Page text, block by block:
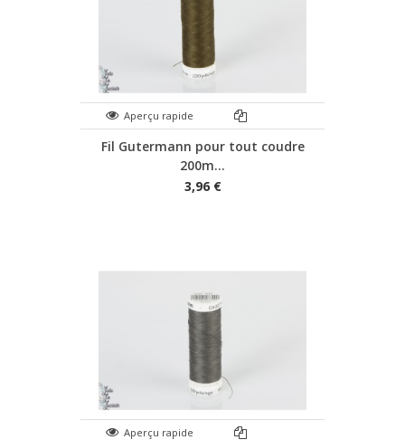
Aperçu rapide
Fil Gutermann pour tout coudre
200m...
3,96 €
Aperçu rapide